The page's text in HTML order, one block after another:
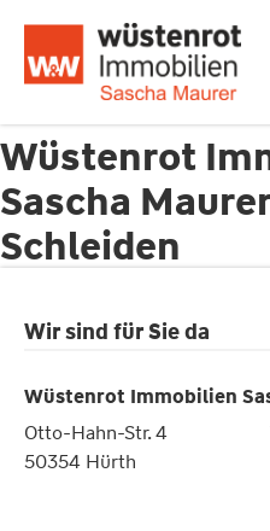
Wir sind für Sie da
Wüstenrot Immobilien
Otto-Hahn-Str. 4
50354 Hürth
Wüstenrot
Sascha
Schleiden